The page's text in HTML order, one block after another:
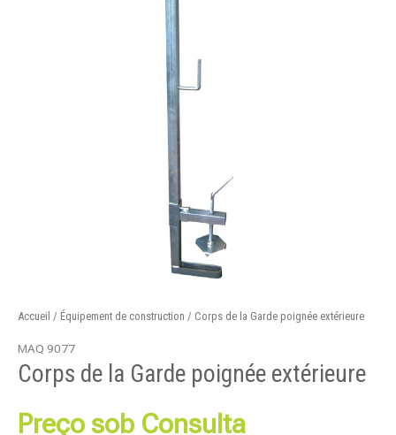
Accueil / Équipement de construction / Corps de la Garde poignée extérieure
MAQ 9077
Corps de la Garde poignée extérieure
Preço sob Consulta